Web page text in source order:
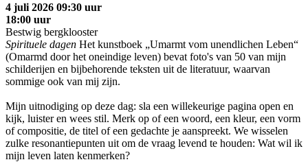
4 juli 2026 09:30 uur
18:00 uur
Bestwig bergklooster
Spirituele dagen Het kunstboek „Umarmt vom unendlichen Leben“
(Omarmd door het oneindige leven) bevat foto's van 50 van mijn
schilderijen en bijbehorende teksten uit de literatuur, waarvan
sommige ook van mij zijn.
Mijn uitnodiging op deze dag: sla een willekeurige pagina open en
kijk, luister en wees stil. Merk op of een woord, een kleur, een vorm
of compositie, de titel of een gedachte je aanspreekt. We wisselen
zulke resonantiepunten uit om de vraag levend te houden: Wat wil ik
mijn leven laten kenmerken?